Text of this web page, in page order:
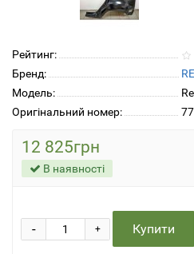
Рейтинг:
Бренд:
Модель:
Оригінальний номер:
12 825грн
В наявності
+
- Купити